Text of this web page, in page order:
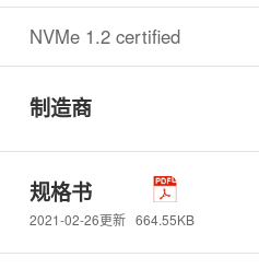
NVMe 1.2 certified
制造商
规格书
2021-02-26更新 664.55KB